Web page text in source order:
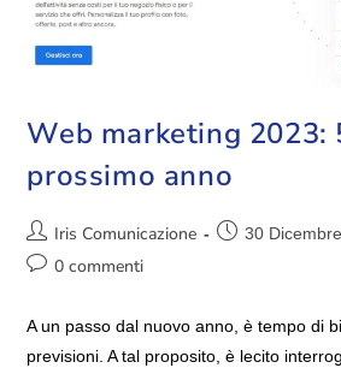
Web marketing 2023:
prossimo anno
Iris Comunicazione 30
0 commenti
A un passo dal nuovo anno, è tempo di
previsioni. A tal proposito, è lecito